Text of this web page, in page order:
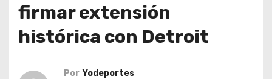
firmar extensión
histórica con Detroit
Por Yodeportes